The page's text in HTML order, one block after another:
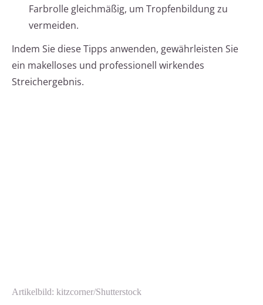
Farbrolle gleichmäßig, um Tropfenbildung zu
vermeiden.
Indem Sie diese Tipps anwenden, gewährleisten Sie
ein makelloses und professionell wirkendes
Streichergebnis.
Artikelbild: kitzcorner/Shutterstock